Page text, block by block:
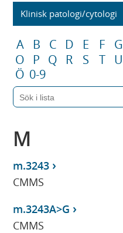
Klinisk patologi/cytologi
A B C D E F G
O
P Q R S T U
Ö 0-9
M
m.3243
CMMS
m.3243A>G
CMMS